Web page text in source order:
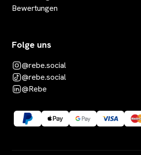
Bewertungen
Folge uns
@rebe.social
@rebe.social
@Rebe